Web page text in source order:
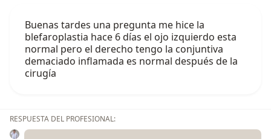
Buenas tardes una pregunta me hice la
blefaroplastia hace 6 días el ojo izquierdo esta
normal pero el derecho tengo la conjuntiva
demaciado inflamada es normal después de la
cirugía
RESPUESTA DEL PROFESIONAL: